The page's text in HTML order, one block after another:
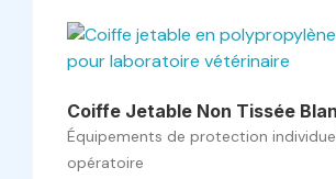
Coiffe Jetable Non Tissée
Équipements de protection
opératoire